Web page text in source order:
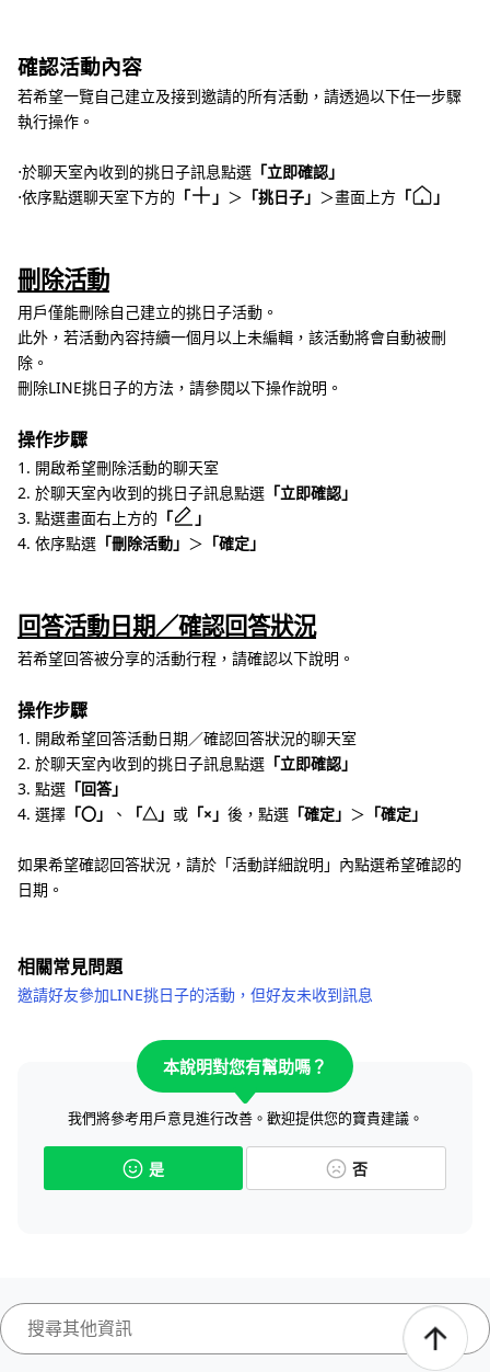
確認活動內容
若希望一覽自己建立及接到邀請的所有活動，請透過以下任一步驟
執行操作。
⋅於聊天室內收到的挑日子訊息點選 「立即確認」
⋅依序點選聊天室下方的 「 」 ＞ 「挑日子」 ＞畫面上方 「 」
刪除活動
用戶僅能刪除自己建立的挑日子活動。
此外，若活動內容持續一個月以上未編輯，該活動將會自動被刪
除。
刪除LINE挑日子的方法，請參閱以下操作說明。
操作步驟
1. 開啟希望刪除活動的聊天室
2. 於聊天室內收到的挑日子訊息點選 「立即確認」
3. 點選畫面右上方的 「
」
4. 依序點選 「刪除活動」 ＞ 「確定」
回答活動日期／確認回答狀況
若希望回答被分享的活動行程，請確認以下說明。
操作步驟
1. 開啟希望回答活動日期／確認回答狀況的聊天室
2. 於聊天室內收到的挑日子訊息點選 「立即確認」
3. 點選 「回答」
4. 選擇 「〇」 、 「△」 或 「×」 後，點選 「確定」 ＞ 「確定」
如果希望確認回答狀況，請於「活動詳細說明」內點選希望確認的
日期。
相關常見問題
邀請好友參加LINE挑日子的活動，但好友未收到訊息
本說明對您有幫助嗎？
我們將參考用戶意見進行改善。歡迎提供您的寶貴建議。
是 否